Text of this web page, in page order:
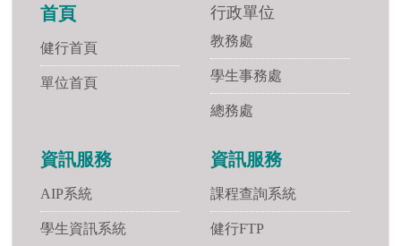
首頁
健行首頁
單位首頁
行政單位
教務處
學生事務處
總務處
資訊服務
AIP系統
學生資訊系統
資訊服務
課程查詢系統
健行FTP